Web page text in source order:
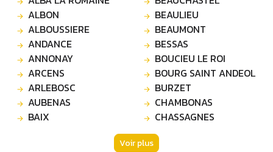
ALBON
ALBOUSSIERE
ANDANCE
ANNONAY
ARCENS
ARLEBOSC
AUBENAS
BAIX
BEAULIEU
BEAUMONT
BESSAS
BOUCIEU LE ROI
BOURG SAINT ANDEOL
BURZET
CHAMBONAS
CHASSAGNES
Voir plus